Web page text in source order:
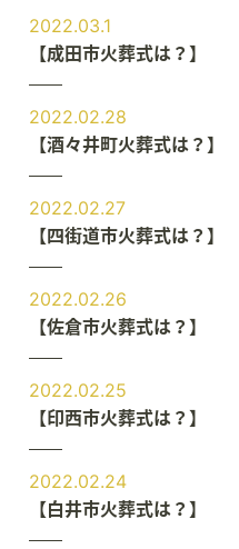
2022.03.1
【成田市火葬式は？】
2022.02.28
【酒々井町火葬式は？】
2022.02.27
【四街道市火葬式は？】
2022.02.26
【佐倉市火葬式は？】
2022.02.25
【印西市火葬式は？】
2022.02.24
【白井市火葬式は？】